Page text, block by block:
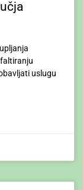
uslugu